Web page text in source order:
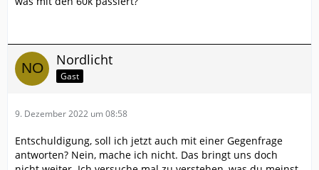
Nordlicht
Gast
9. Dezember 2022 um 08:58
Entschuldigung, soll ich jetzt auch mit einer Gegenfrage
antworten? Nein, mache ich nicht. Das bringt uns doch